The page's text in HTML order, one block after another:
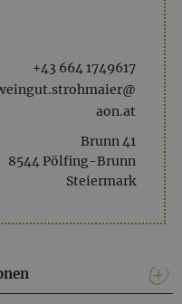
+43 664 1749617
aon.at
Brunn 41
8544 Pölfing-Brunn
Steiermark